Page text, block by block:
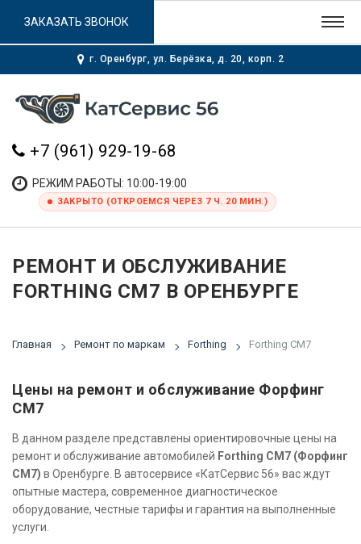
г. Оренбург, ул. Берёзка, д. 20, корп. 2
+7 (961) 929-19-68
РЕЖИМ РАБОТЫ: 10:00-19:00
ЗАКРЫТО (ОТКРОЕМСЯ ЧЕРЕЗ 7 Ч. 20 МИН.)
ЗАКАЗАТЬ ЗВОНОК
РЕМОНТ И ОБСЛУЖИВАНИЕ
FORTHING CM7 В ОРЕНБУРГЕ
Главная Ремонт по маркам Forthing Forthing CM7
Цены на ремонт и обслуживание Форфинг
СМ7
В данном разделе представлены ориентировочные цены на
ремонт и обслуживание автомобилей Forthing CM7 (Форфинг
СМ7) в Оренбурге. В автосервисе «КатСервис 56» вас ждут
опытные мастера, современное диагностическое
оборудование, честные тарифы и гарантия на выполненные
услуги.